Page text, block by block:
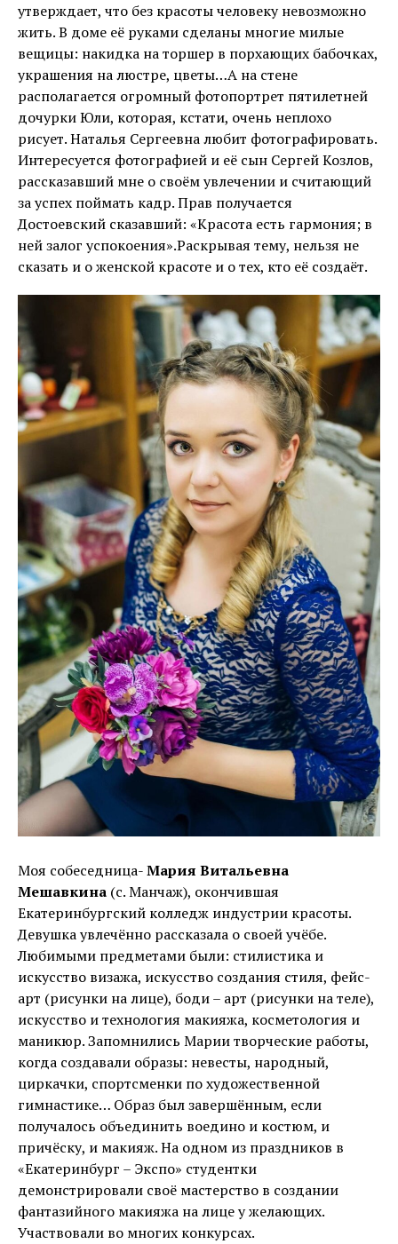
утверждает, что без красоты человеку невозможно
жить. В доме её руками сделаны многие милые
вещицы: накидка на торшер в порхающих бабочках,
украшения на люстре, цветы…А на стене
располагается огромный фотопортрет пятилетней
дочурки Юли, которая, кстати, очень неплохо
рисует. Наталья Сергеевна любит фотографировать.
Интересуется фотографией и её сын Сергей Козлов,
рассказавший мне о своём увлечении и считающий
за успех поймать кадр. Прав получается
Достоевский сказавший: «Красота есть гармония; в
ней залог успокоения».Раскрывая тему, нельзя не
сказать и о женской красоте и о тех, кто её создаёт.
Моя собеседница-Мария Витальевна
Мешавкина (с. Манчаж), окончившая
Екатеринбургский колледж индустрии красоты.
Девушка увлечённо рассказала о своей учёбе.
Любимыми предметами были: стилистика и
искусство визажа, искусство создания стиля, фейс-
арт (рисунки на лице), боди – арт (рисунки на теле),
искусство и технология макияжа, косметология и
маникюр. Запомнились Марии творческие работы,
когда создавали образы: невесты, народный,
циркачки, спортсменки по художественной
гимнастике… Образ был завершённым, если
получалось объединить воедино и костюм, и
причёску, и макияж. На одном из праздников в
«Екатеринбург – Экспо» студентки
демонстрировали своё мастерство в создании
фантазийного макияжа на лице у желающих.
Участвовали во многих конкурсах.